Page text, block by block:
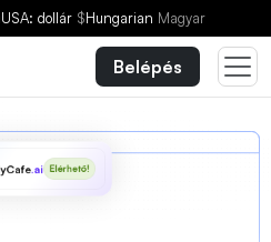
USA: dollár $Hungarian Magyar
Belépés
.ai Elérhető!